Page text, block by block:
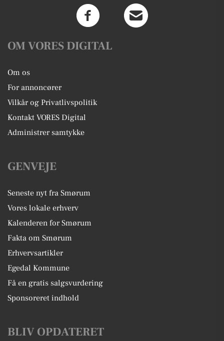
OM VORES DIGITAL
Om os
For annoncører
Vilkår og Privatlivspolitik
Kontakt VORES Digital
Administrer samtykke
GENVEJE
Seneste nyt fra Smørum
Vores lokale erhverv
Kalenderen for Smørum
Fakta om Smørum
Erhvervsartikler
Egedal Kommune
Få en gratis salgsvurdering
Sponsoreret indhold
BLIV OPDATERET